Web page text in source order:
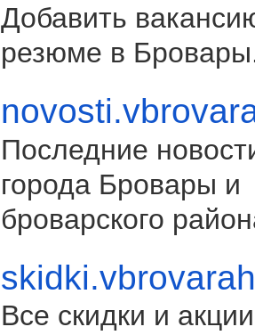
Добавить
резюме в
Последние
города Бровары и
броварского
Все скидки и